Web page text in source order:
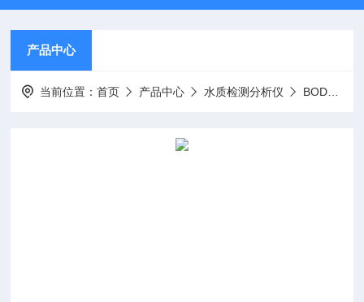
产品中心
当前位置：首页 产品中心 水质检测分析仪 BOD测定仪